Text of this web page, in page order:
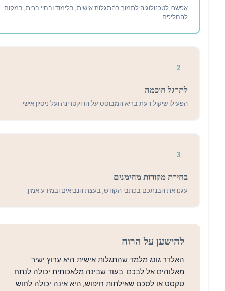
אפשרו לטכנולוגיה לתמוך בהתגלות אישית, בלימוד ובחיי ברית, במקום
להחליפם.
לתרגל חוכמה
הפעילו שיקול דעת בריא המבוסס על הדוקטרינה ועל ניסיון אישי.
בחירת מקורות מהימנים
עגנו את הבנתכם בכתבי הקודש, בעצת הנביאים ובמידע אמין.
להישען על הרוח
האלדר גונג מלמד שהתגלות אישית היא ערוץ ישיר
מאלוהים אל לבכם. בעוד שבינה מלאכותית יכולה לנתח
טקסט או לסכם שאילתות חיפוש, היא אינה יכולה לחוש